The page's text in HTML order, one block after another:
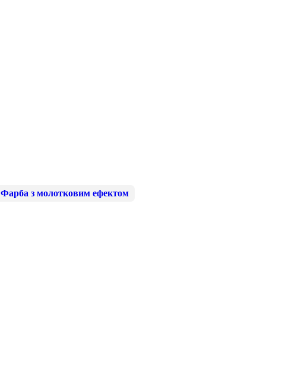
Фарба з молотковим ефектом